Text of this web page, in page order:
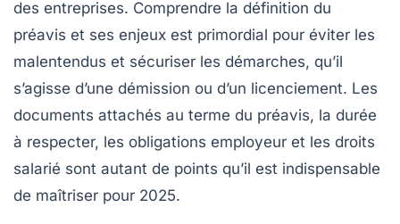
des entreprises. Comprendre la définition du
préavis et ses enjeux est primordial pour éviter les
malentendus et sécuriser les démarches, qu’il
s’agisse d’une démission ou d’un licenciement. Les
documents attachés au terme du préavis, la durée
à respecter, les obligations employeur et les droits
salarié sont autant de points qu’il est indispensable
de maîtriser pour 2025.